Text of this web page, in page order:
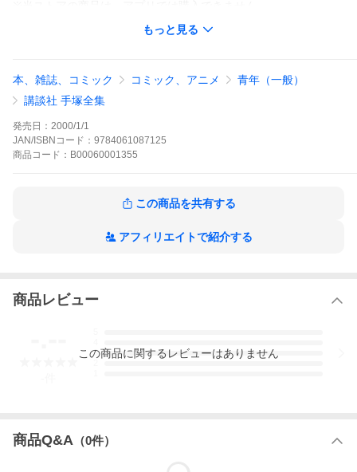
ナマズ男が集めた球根は、知性を持つ植物ボルボックだった!三つ
目族がつくり、育て、そして、そのために滅んだ謎の植物が、い
ま復活する!すべての植物を支配し、地震も思うままおこすこの怪
物に、写楽は勝てるか!?
三つ目がとおるの作品をもっと見る
もっと見る
本、雑誌、コミック コミック、アニメ
青年（一般）
講談社 手塚全集
発売日： 2000/1/1
JAN/ISBNコード： 9784061087125
商品 コード： B00060001355
この商品を共有する
アフィリエイトで紹介する
商品レビュー
3
この商品に関するレビューはありません
商品Q&A （0件）